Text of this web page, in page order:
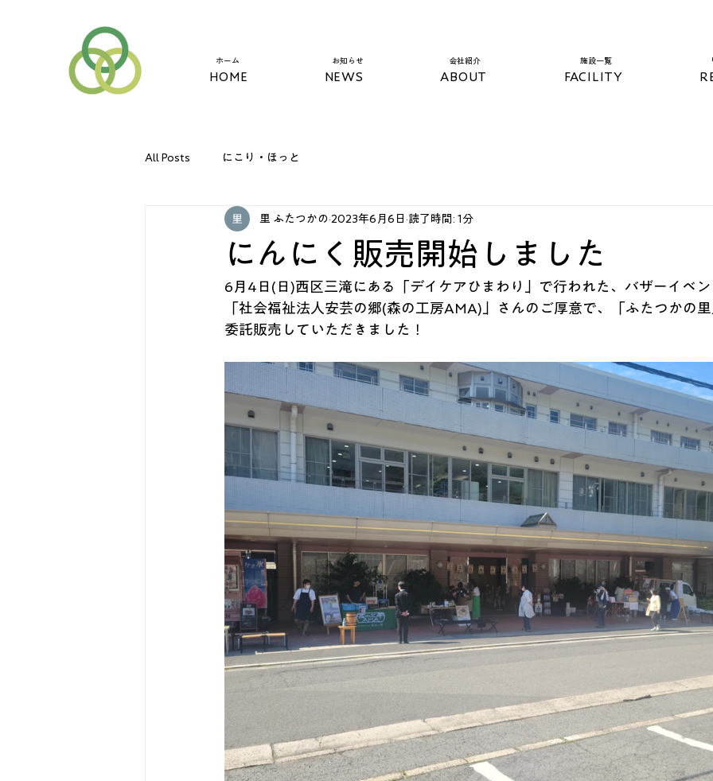
​ホーム ​お知らせ ​会社紹介 ​施設一覧​
HOME NEWS ABOUT FACILITY
All Posts にこり・ほっと
にんにく販売開始しました
里 ふたつかの 2023年6月6日 読了時間: 1分
6月4日(日)西区三滝にある「デイケアひまわり」で行われた、バザーイベ
「社会福祉法人安芸の郷(森の工房AMA)」さんのご厚意で、「ふたつかの
委託販売していただきました！